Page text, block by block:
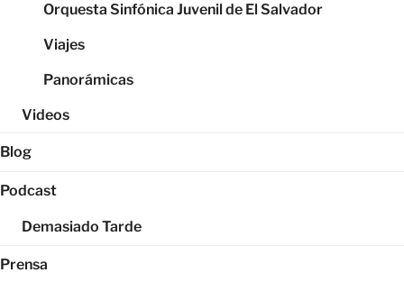
Orquesta Sinfónica Juvenil de El Salvador
Viajes
Panorámicas
Videos
Blog
Podcast
Demasiado Tarde
Prensa